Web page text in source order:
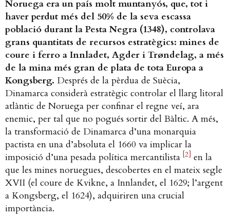
Noruega era un país molt muntanyós, que, tot i
haver perdut més del 50% de la seva escassa
població durant la Pesta Negra (1348), controlava
grans quantitats de recursos estratègics: mines de
coure i ferro a Innladet, Agder i Trøndelag, a més
de la mina més gran de plata de tota Europa a
Kongsberg. Després de la pèrdua de Suècia,
Dinamarca considerà estratègic controlar el llarg litoral
atlàntic de Noruega per confinar el regne veí, ara
enemic, per tal que no pogués sortir del Bàltic. A més,
la transformació de Dinamarca d’una monarquia
pactista en una d’absoluta el 1660 va implicar la
imposició d’una pesada política mercantilista [2] en la
que les mines noruegues, descobertes en el mateix segle
XVII (el coure de Kvikne, a Innlandet, el 1629; l’argent
a Kongsberg, el 1624), adquiriren una crucial
importància.